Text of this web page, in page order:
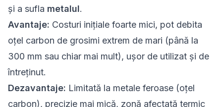
și a sufla metalul.
Avantaje: Costuri inițiale foarte mici, pot debita
oțel carbon de grosimi extrem de mari (până la
300 mm sau chiar mai mult), ușor de utilizat și de
întreținut.
Dezavantaje: Limitată la metale feroase (oțel
carbon), precizie mai mică, zonă afectată termic